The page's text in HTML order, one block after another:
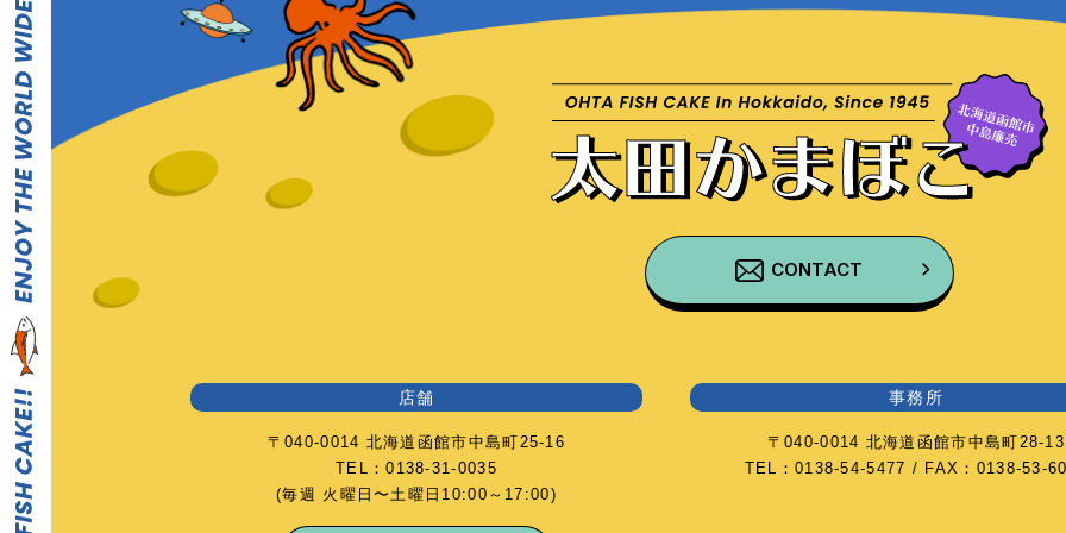
CONTACT
店舗
〒040-0014 北海道函館市中島町25-16
TEL：0138-31-0035
(毎週 火曜日〜土曜日10:00～17:00)
事務所
〒040-0014 北海道函館市中島町28-13
TEL：0138-54-5477 / FAX：0138-53-